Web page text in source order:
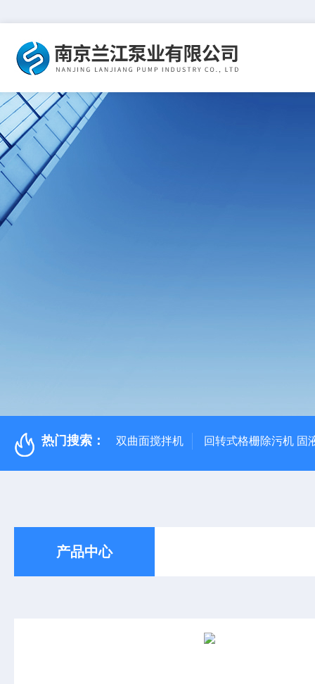
热门搜索： 双曲面搅拌机 回转式格栅除污机 固
产品中心